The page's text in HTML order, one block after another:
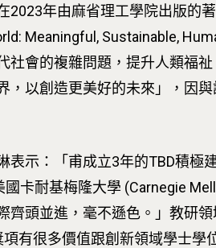
2023年由麻省理工學院出版的
Meaningful, Sustainable,
會的複雜問題，提升人類福
以創造更美好的未來」，因
示：「甫成立3年的TBD積極
卡耐基梅隆大學 (Carnegie
齊頭並進，毫不遜色。」教研
有很多價值跟創新領域學士